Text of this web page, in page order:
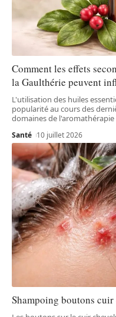
Comment les effets
la Gaulthérie peuvent
L'utilisation des huiles
popularité au cours des
domaines de l'aromathérapie
Santé 10 juillet 2026
Shampoing boutons